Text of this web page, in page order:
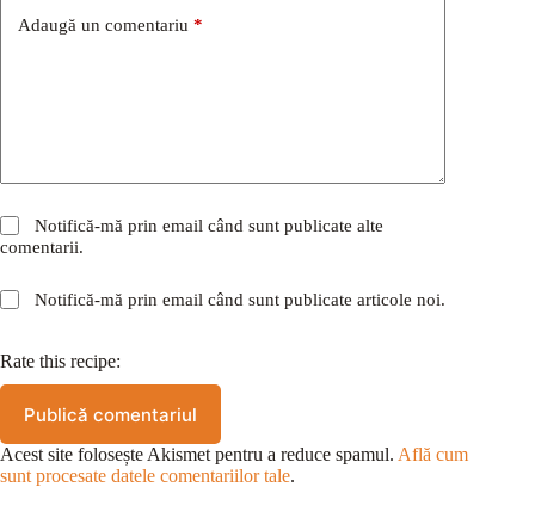
Adaugă un comentariu *
Notifică-mă prin email când sunt publicate alte
comentarii.
Notifică-mă prin email când sunt publicate articole noi.
Rate this recipe:
Publică comentariul
Acest site folosește Akismet pentru a reduce spamul. Află cum
sunt procesate datele comentariilor tale.